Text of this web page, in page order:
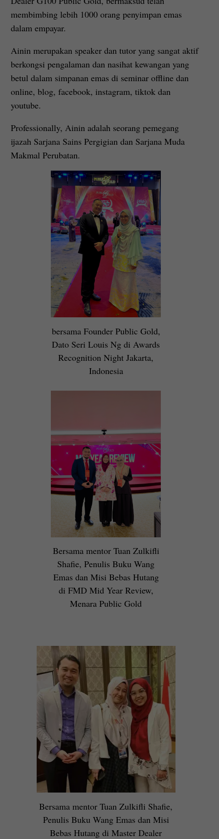
membimbing lebih 1000 orang penyimpan emas
dalam empayar.
Ainin merupakan speaker dan tutor yang sangat aktif
berkongsi pengalaman dan nasihat kewangan yang
betul dalam simpanan emas di seminar offline dan
online, blog, facebook, instagram, tiktok dan
youtube.
Professionally, Ainin adalah seorang pemegang
ijazah Sarjana Sains Pergigian dan Sarjana Muda
Makmal Perubatan.
bersama Founder Public Gold,
Dato Seri Louis Ng di Awards
Recognition Night Jakarta,
Indonesia
Bersama mentor Tuan Zulkifli
Shafie, Penulis Buku Wang
Emas dan Misi Bebas Hutang
di FMD Mid Year Review,
Menara Public Gold
Bersama mentor Tuan Zulkifli Shafie,
Penulis Buku Wang Emas dan Misi
Bebas Hutang di Master Dealer